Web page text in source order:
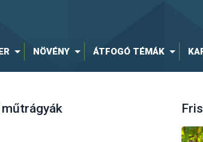
NÖVÉNY ÁTFOGÓ TÉMÁK